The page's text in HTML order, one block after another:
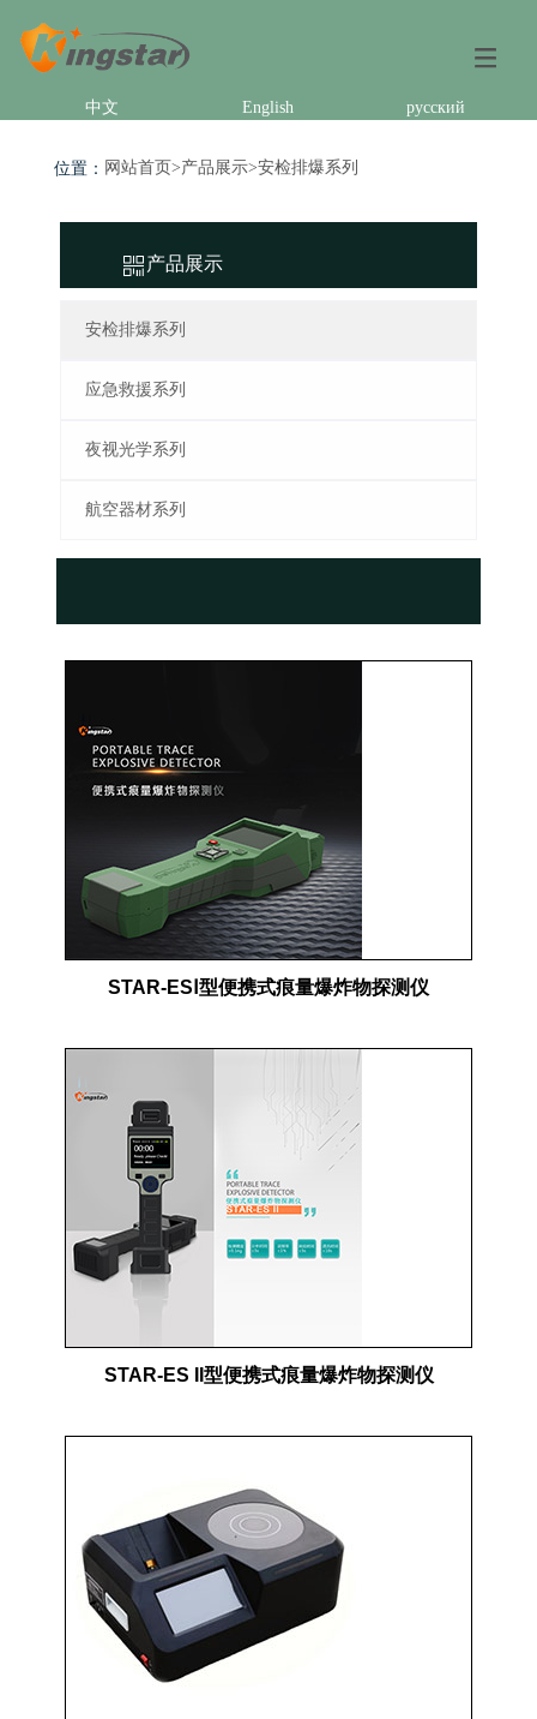
中文 English русский
位置： 网站首页>产品展示>安检排爆系列
产品展示
安检排爆系列
应急救援系列
夜视光学系列
航空器材系列
STAR-ESⅠ型便携式痕量爆炸物探测仪
STAR-ES II型便携式痕量爆炸物探测仪